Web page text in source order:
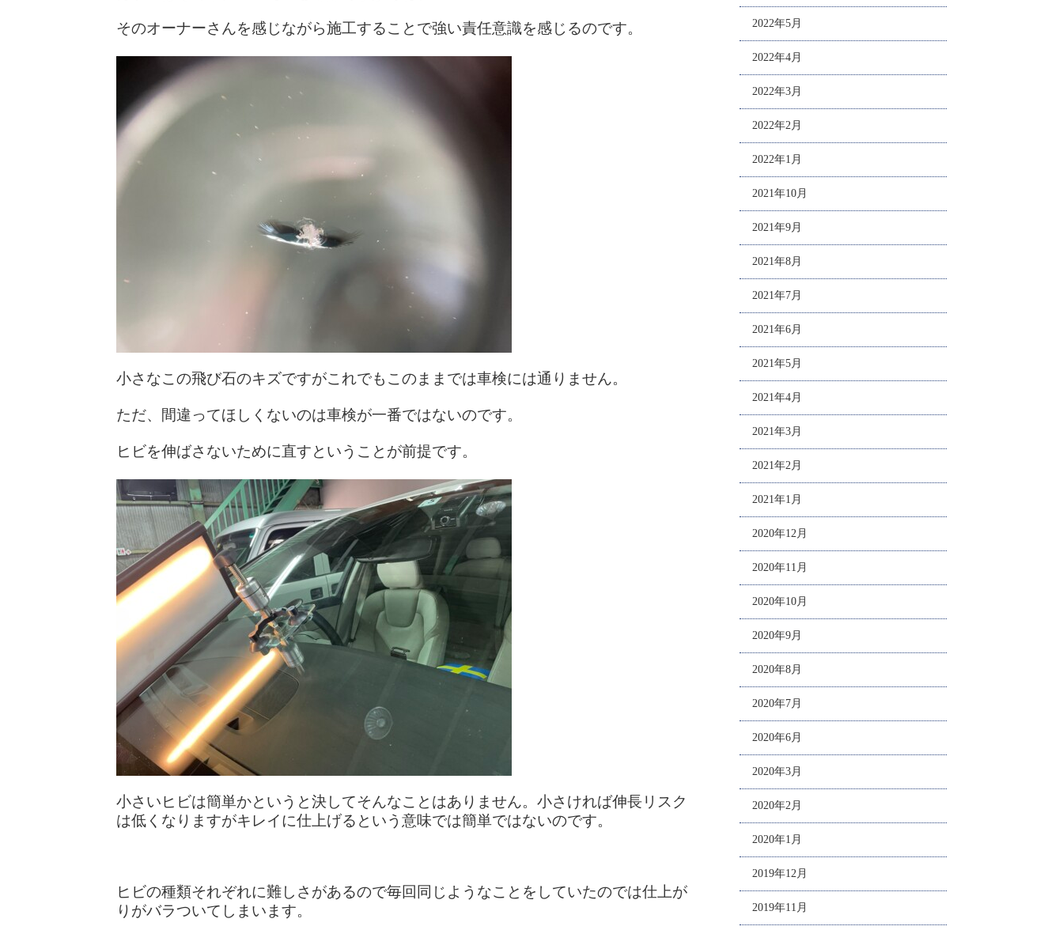
そのオーナーさんを感じながら施工することで強い責任意識を感じるのです。
小さなこの飛び石のキズですがこれでもこのままでは車検には通りません。
ただ、間違ってほしくないのは車検が一番ではないのです。
ヒビを伸ばさないために直すということが前提です。
小さいヒビは簡単かというと決してそんなことはありません。小さければ伸長リスク
は低くなりますがキレイに仕上げるという意味では簡単ではないのです。
ヒビの種類それぞれに難しさがあるので毎回同じようなことをしていたのでは仕上が
りがバラついてしまいます。
2022年5月
2022年4月
2022年3月
2022年2月
2022年1月
2021年10月
2021年9月
2021年8月
2021年7月
2021年6月
2021年5月
2021年4月
2021年3月
2021年2月
2021年1月
2020年12月
2020年11月
2020年10月
2020年9月
2020年8月
2020年7月
2020年6月
2020年3月
2020年2月
2020年1月
2019年12月
2019年11月